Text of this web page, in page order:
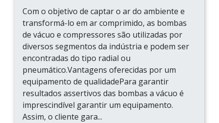
Com o objetivo de captar o ar do ambiente e
transformá-lo em ar comprimido, as bombas
de vácuo e compressores são utilizadas por
diversos segmentos da indústria e podem ser
encontradas do tipo radial ou
pneumático.Vantagens oferecidas por um
equipamento de qualidadePara garantir
resultados assertivos das bombas a vácuo é
imprescindível garantir um equipamento.
Assim, o cliente gara...